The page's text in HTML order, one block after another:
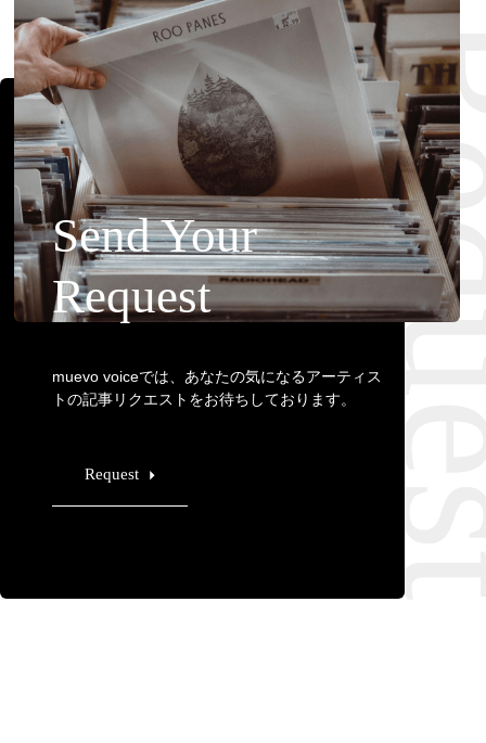
Send Your
Request
muevo voiceでは、あなたの気になるアーティス
トの記事リクエストをお待ちしております。
Request